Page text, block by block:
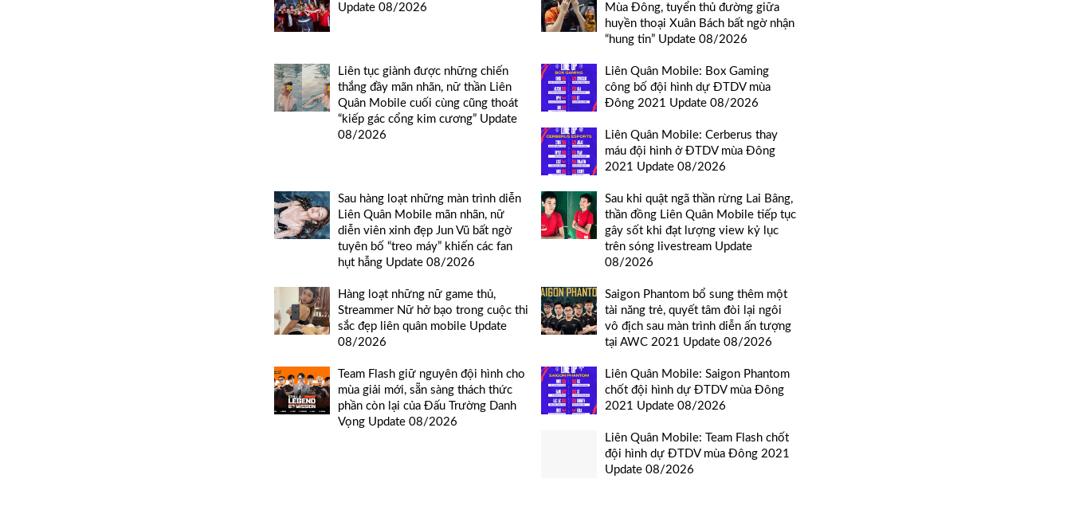
Update 08/2026
Mùa Đông, tuyển thủ đường giữa
huyền thoại Xuân Bách bất ngờ nhận
“hung tin” Update 08/2026
Liên tục giành được những chiến
thắng đầy mãn nhãn, nữ thần Liên
Quân Mobile cuối cùng cũng thoát
“kiếp gác cổng kim cương” Update
08/2026
Liên Quân Mobile: Box Gaming
công bố đội hình dự ĐTDV mùa
Đông 2021 Update 08/2026
Liên Quân Mobile: Cerberus thay
máu đội hình ở ĐTDV mùa Đông
2021 Update 08/2026
Sau hàng loạt những màn trình diễn
Liên Quân Mobile mãn nhãn, nữ
diễn viên xinh đẹp Jun Vũ bất ngờ
tuyên bố “treo máy” khiến các fan
hụt hẫng Update 08/2026
Sau khi quật ngã thần rừng Lai Bâng,
thần đồng Liên Quân Mobile tiếp tục
gây sốt khi đạt lượng view kỷ lục
trên sóng livestream Update
08/2026
Hàng loạt những nữ game thủ,
Streammer Nữ hở bạo trong cuộc thi
sắc đẹp liên quân mobile Update
08/2026
Saigon Phantom bổ sung thêm một
tài năng trẻ, quyết tâm đòi lại ngôi
vô địch sau màn trình diễn ấn tượng
tại AWC 2021 Update 08/2026
Team Flash giữ nguyên đội hình cho
mùa giải mới, sẵn sàng thách thức
phần còn lại của Đấu Trường Danh
Vọng Update 08/2026
Liên Quân Mobile: Saigon Phantom
chốt đội hình dự ĐTDV mùa Đông
2021 Update 08/2026
Liên Quân Mobile: Team Flash chốt
đội hình dự ĐTDV mùa Đông 2021
Update 08/2026